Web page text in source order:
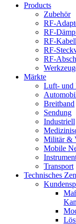
Products
Zubehör
RF-
RF-
RF-
RF-
RF-
Märkte
Luft- und
Breitband
Sendung
Industriell
Militär &
Mobile
Transport
Technisches